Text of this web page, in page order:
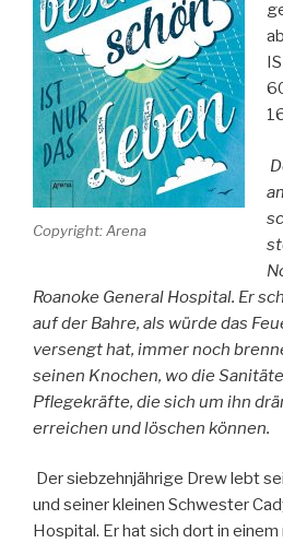
Copyright: Arena
Roanoke General Hospital. Er
auf der Bahre, als würde das
versengt hat, immer noch
seinen Knochen, wo die
Pflegekräfte, die sich um ihn
erreichen und löschen können.
Der siebzehnjährige Drew lebt
und seiner kleinen Schwester
Hospital. Er hat sich dort in